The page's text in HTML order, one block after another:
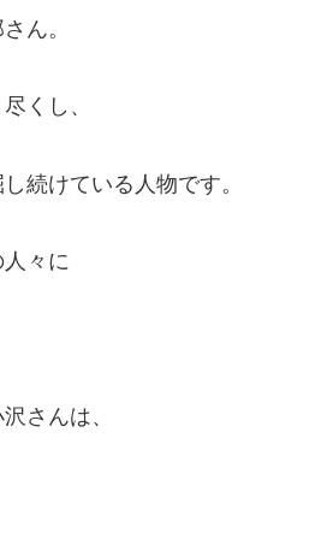
ん。
くし、
続けている人物です。
々に
さんは、